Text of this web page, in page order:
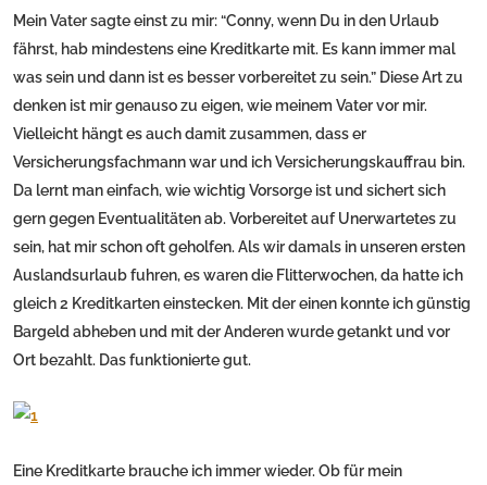
Mein Vater sagte einst zu mir: “Conny, wenn Du in den Urlaub
fährst, hab mindestens eine Kreditkarte mit. Es kann immer mal
was sein und dann ist es besser vorbereitet zu sein.” Diese Art zu
denken ist mir genauso zu eigen, wie meinem Vater vor mir.
Vielleicht hängt es auch damit zusammen, dass er
Versicherungsfachmann war und ich Versicherungskauffrau bin.
Da lernt man einfach, wie wichtig Vorsorge ist und sichert sich
gern gegen Eventualitäten ab. Vorbereitet auf Unerwartetes zu
sein, hat mir schon oft geholfen. Als wir damals in unseren ersten
Auslandsurlaub fuhren, es waren die Flitterwochen, da hatte ich
gleich 2 Kreditkarten einstecken. Mit der einen konnte ich günstig
Bargeld abheben und mit der Anderen wurde getankt und vor
Ort bezahlt. Das funktionierte gut.
Eine Kreditkarte brauche ich immer wieder. Ob für mein